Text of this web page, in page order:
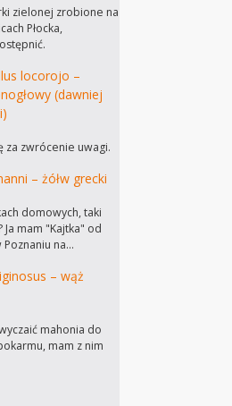
zielonej zrobione na
Płocka,
locorojo –
(dawniej
za zwrócenie uwagi.
– żółw grecki
domowych, taki
Ja mam "Kajtka" od
Poznaniu na…
– wąż
mahonia do
mam z nim